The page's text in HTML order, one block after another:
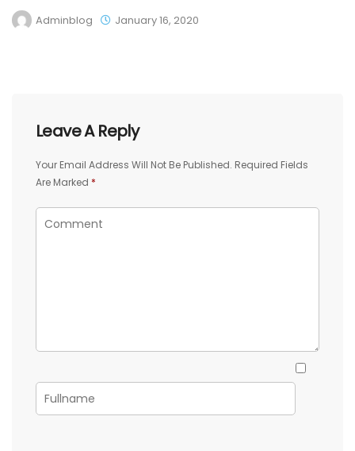
Adminblog January 16, 2020
Leave A Reply
Your Email Address Will Not Be Published. Required Fields
Are Marked *